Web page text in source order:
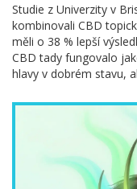
Studie z Univerzity v
kombinovali CBD
měli o 38 % lepší
CBD tady fungovalo
hlavy v dobrém stavu,